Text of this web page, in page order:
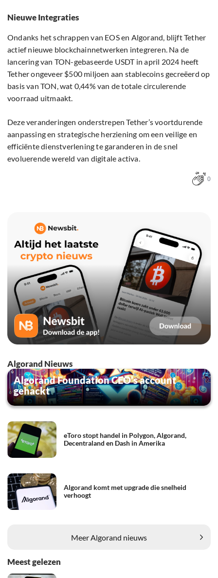
Nieuwe Integraties
Ondanks het schrappen van EOS en Algorand, blijft Tether
actief nieuwe blockchainnetwerken integreren. Na de
lancering van TON-gebaseerde USDT in april 2024 heeft
Tether ongeveer $500 miljoen aan stablecoins gecreëerd op
basis van TON, wat 0,44% van de totale circulerende
voorraad uitmaakt.
Deze veranderingen onderstrepen Tether’s voortdurende
aanpassing en strategische herziening om een veilige en
efficiënte dienstverlening te garanderen in de snel
evoluerende wereld van digitale activa.
0
Algorand Nieuws
Algorand Foundation CEO’s account
gehackt
eToro stopt handel in Polygon, Algorand,
Decentraland en Dash in Amerika
Algorand komt met upgrade die snelheid
verhoogt
Meer Algorand nieuws
Meest gelezen